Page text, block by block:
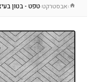
›אבסטרקט›טפט - בטון